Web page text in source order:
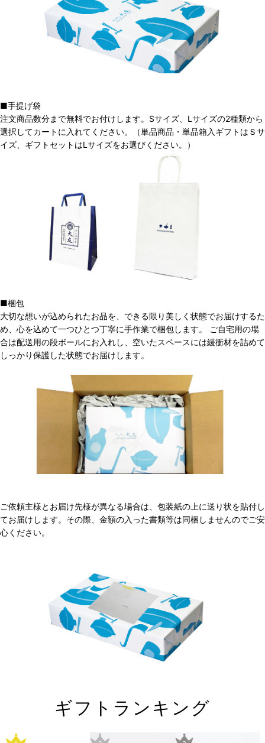
■手提げ袋
注文商品数分まで無料でお付けします。Sサイズ、Lサイズの2種類から
選択してカートに入れてください。（単品商品・単品箱入ギフトはＳサ
イズ、ギフトセットはLサイズをお選びください。）
■梱包
大切な想いが込められたお品を、できる限り美しく状態でお届けするた
め、心を込めて一つひとつ丁寧に手作業で梱包します。 ご自宅用の場
合は配送用の段ボールにお入れし、空いたスペースには緩衝材を詰めて
しっかり保護した状態でお届けします。
ご依頼主様とお届け先様が異なる場合は、包装紙の上に送り状を貼付し
てお届けします。その際、金額の入った書類等は同梱しませんのでご安
心ください。
ギフトランキング